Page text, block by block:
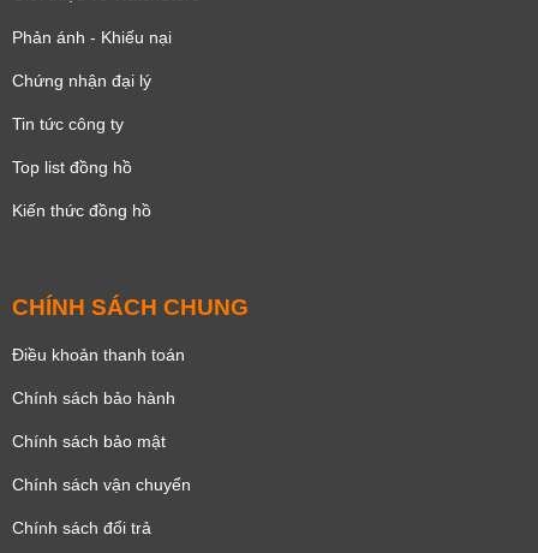
Phản ánh - Khiếu nại
Chứng nhận đại lý
Tin tức công ty
Top list đồng hồ
Kiến thức đồng hồ
CHÍNH SÁCH CHUNG
Điều khoản thanh toán
Chính sách bảo hành
Chính sách bảo mật
Chính sách vận chuyển
Chính sách đổi trả